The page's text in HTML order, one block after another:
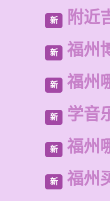
新 附近
新 福州
新 福州
新 学音
新 福州
新 福州